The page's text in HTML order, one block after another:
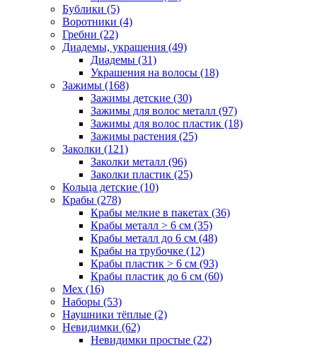
Бублики (5)
Воротники (4)
Гребни (22)
Диадемы, украшения (49)
Диадемы (31)
Украшения на волосы (18)
Зажимы (168)
Зажимы детские (30)
Зажимы для волос металл (97)
Зажимы для волос пластик (18)
Зажимы растения (25)
Заколки (121)
Заколки металл (96)
Заколки пластик (25)
Кольца детские (10)
Крабы (278)
Крабы мелкие в пакетах (36)
Крабы металл > 6 см (35)
Крабы металл до 6 см (48)
Крабы на трубочке (12)
Крабы пластик > 6 см (93)
Крабы пластик до 6 см (60)
Мех (16)
Наборы (53)
Наушники тёплые (2)
Невидимки (62)
Невидимки простые (22)